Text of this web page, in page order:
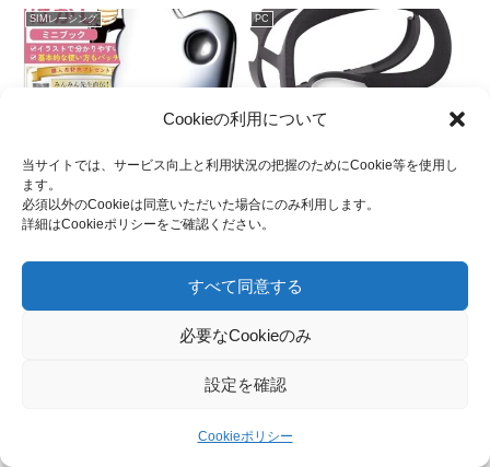
Cookieの利用について
当サイトでは、サービス向上と利用状況の把握のためにCookie等を使用し
ます。
必須以外のCookieは同意いただいた場合にのみ利用します。
詳細はCookieポリシーをご確認ください。
すべて同意する
必要なCookieのみ
設定を確認
Cookieポリシー
いしどこの抽選でも当たらない…
ということで今回は流行りに乗っ
て「モンスターハンターワイル
ズ」で検証をしてみました。
使い込んで分かったメリット・デ
メリットを徹底比較。クリエイタ
ー必見の左手デバイス検証記事で
す。
SIMレーシング
パソコンや車、大好きな趣味の道
具のメンテナンスはするのに自分
のカラダのメンテナンスは疎かに
なっている方も多いんじゃないで
ルフケアというか頭蓋骨剥がし体
験記です。SIMレースをVRで行
うレーサーの皆さんは首が凝って
いませんか？とてもオススメしま
PC
Questのフェイスカバー
この暑さの中じゃエアコンつけて
もVRヘッドセットが暑い…なん
てことありませんか？ということ
Meta Quest3やMeta Quest3s対
応のフェイスカバーを紹介してい
こうかと思います。よかったら見
[PR]スマイルSALE 新生活
うなものを選んでみた
Radeon RX9070 のVR性
ASRockのSTEEL LEGENDが格